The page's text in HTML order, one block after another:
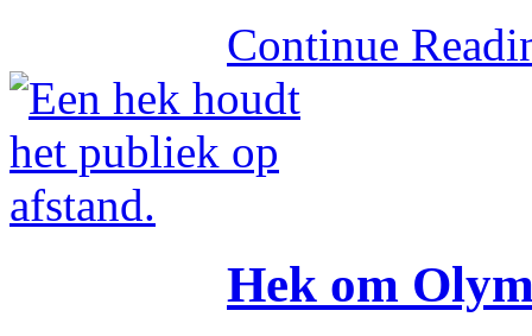
Continue
Hek om